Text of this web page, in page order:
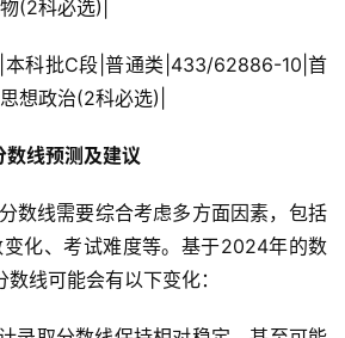
(2科必选)|
想政治(2科必选)|
线预测及建议
化、考试难度等。基于2024年的数
线可能会有以下变化：